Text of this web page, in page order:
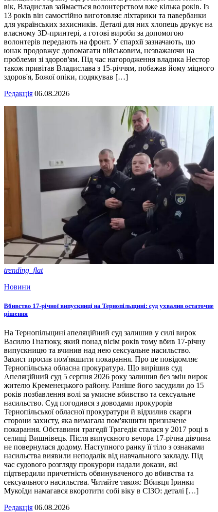
вік, Владислав займається волонтерством вже кілька років. Із
13 років він самостійно виготовляє ліхтарики та павербанки
для українських захисників. Деталі для них хлопець друкує на
власному 3D-принтері, а готові вироби за допомогою
волонтерів передають на фронт. У єпархії зазначають, що
юнак продовжує допомагати військовим, незважаючи на
проблеми зі здоров'ям. Під час нагородження владика Нестор
також привітав Владислава з 15-річчям, побажав йому міцного
здоров'я, Божої опіки, подякував […]
Редакція 06.08.2026
trending_flat
Новини
Вбивство 17-річної випускниці на Тернопільщині: суд ухвалив остаточне
рішення
На Тернопільщині апеляційний суд залишив у силі вирок
Василю Гнатюку, який понад вісім років тому вбив 17-річну
випускницю та вчинив над нею сексуальне насильство.
Захист просив пом'якшити покарання. Про це повідомляє
Тернопільська обласна прокуратура. Що вирішив суд
Апеляційний суд 5 серпня 2026 року залишив без змін вирок
жителю Кременецького району. Раніше його засудили до 15
років позбавлення волі за умисне вбивство та сексуальне
насильство. Суд погодився з доводами прокурорів
Тернопільської обласної прокуратури й відхилив скарги
сторони захисту, яка вимагала пом'якшити призначене
покарання. Обставини трагедії Трагедія сталася у 2017 році в
селищі Вишнівець. Після випускного вечора 17-річна дівчина
не повернулася додому. Наступного ранку її тіло з ознаками
насильства виявили неподалік від навчального закладу. Під
час судового розгляду прокурори надали докази, які
підтвердили причетність обвинуваченого до вбивства та
сексуального насильства. Читайте також: Вбивця Іринки
Мукоїди намагався вкоротити собі віку в СІЗО: деталі […]
Редакція 06.08.2026